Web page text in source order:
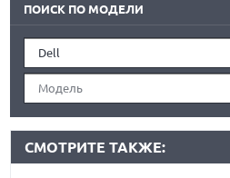
ПОИСК ПО МОДЕЛИ
Dell
Модель
СМОТРИТЕ ТАКЖЕ: